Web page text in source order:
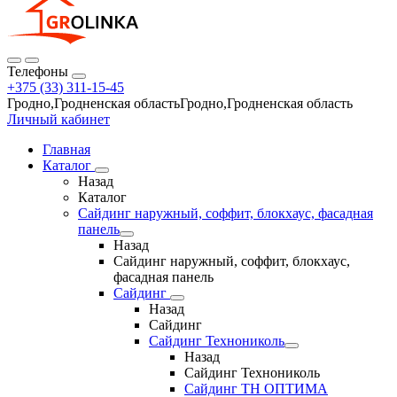
Телефоны
+375 (33) 311-15-45
Гродно,Гродненская областьГродно,Гродненская область
Личный кабинет
Главная
Каталог
Назад
Каталог
Сайдинг наружный, соффит, блокхаус, фасадная
панель
Назад
Сайдинг наружный, соффит, блокхаус,
фасадная панель
Сайдинг
Назад
Сайдинг
Сайдинг Технониколь
Назад
Сайдинг Технониколь
Сайдинг ТН ОПТИМА